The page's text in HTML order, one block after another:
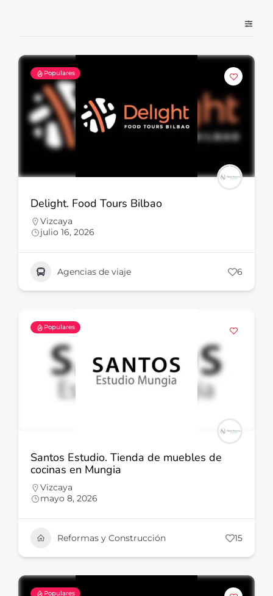
Populares
Delight. Food Tours Bilbao
Vizcaya
julio 16, 2026
Agencias de viaje 6
Populares
Santos Estudio. Tienda de muebles de
cocinas en Mungia
Vizcaya
mayo 8, 2026
Reformas y Construcción 15
Populares